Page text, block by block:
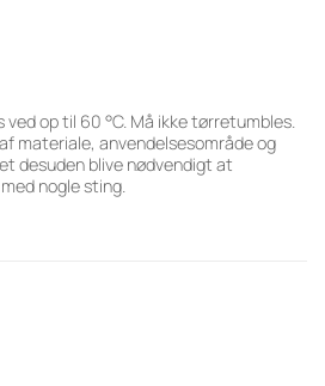
ved op til 60 °C. Må ikke tørretumbles.
materiale, anvendelsesområde og
desuden blive nødvendigt at
nogle sting.